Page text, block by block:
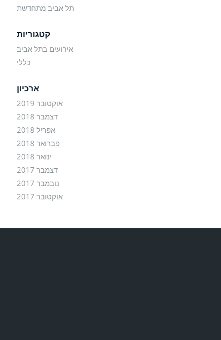
תל אביב מתחדשת
קטגוריות
אירועים בתל אביב
כללי
ארכיון
אוקטובר 2019
דצמבר 2018
אפריל 2018
פברואר 2018
ינואר 2018
דצמבר 2017
נובמבר 2017
אוקטובר 2017